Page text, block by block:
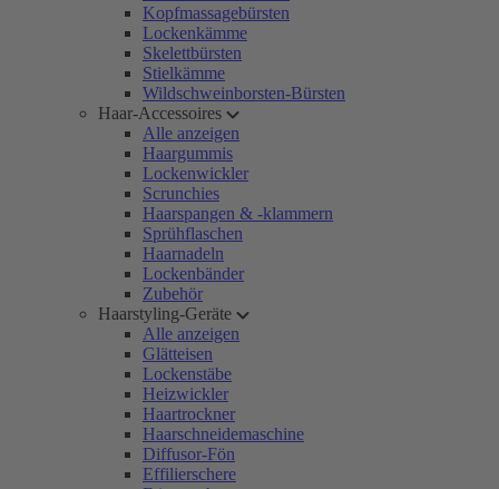
Kopfmassagebürsten
Lockenkämme
Skelettbürsten
Stielkämme
Wildschweinborsten-Bürsten
Haar-Accessoires
Alle anzeigen
Haargummis
Lockenwickler
Scrunchies
Haarspangen & -klammern
Sprühflaschen
Haarnadeln
Lockenbänder
Zubehör
Haarstyling-Geräte
Alle anzeigen
Glätteisen
Lockenstäbe
Heizwickler
Haartrockner
Haarschneidemaschine
Diffusor-Fön
Effilierschere